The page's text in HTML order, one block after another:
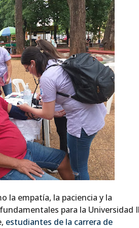
la empatía, la paciencia y la
para la Universidad
estudiantes de la carrera de